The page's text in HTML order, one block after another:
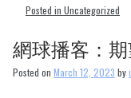
Posted in Uncategorized
網球播客：
Posted on March 12, 2023 by